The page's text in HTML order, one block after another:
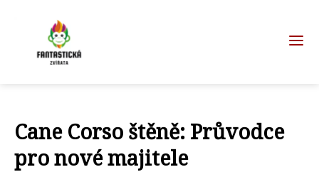
Cane Corso štěně: Průvodce
pro nové majitele